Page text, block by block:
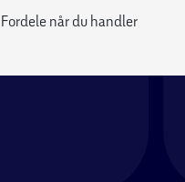
Fordele når du handler